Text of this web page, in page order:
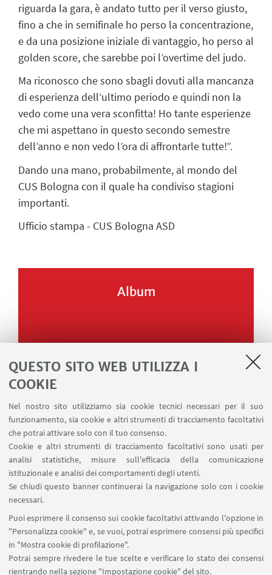
QUESTO SITO WEB UTILIZZA I
COOKIE
Nel nostro sito utilizziamo sia cookie tecnici necessari per il suo
funzionamento, sia cookie e altri strumenti di tracciamento facoltativi
che potrai attivare solo con il tuo consenso.
Cookie e altri strumenti di tracciamento facoltativi sono usati per
analisi statistiche, misure sull'efficacia della comunicazione
istituzionale e analisi dei comportamenti degli utenti.
Se chiudi questo banner continuerai la navigazione solo con i cookie
necessari.
Puoi esprimere il consenso sui cookie facoltativi attivando l'opzione in
"Personalizza cookie" e, se vuoi, potrai esprimere consensi più specifici
in "Mostra cookie di profilazione".
Potrai sempre rivedere le tue scelte e verificare lo stato dei consensi
rientrando nella sezione "Impostazione cookie" del sito.
riguarda la gara, è andato tutto per il verso giusto,
fino a che in semifinale ho perso la concentrazione,
e da una posizione iniziale di vantaggio, ho perso al
golden score, che sarebbe poi l’overtime del judo.
Ma riconosco che sono sbagli dovuti alla mancanza
di esperienza dell’ultimo periodo e quindi non la
vedo come una vera sconfitta! Ho tante esperienze
che mi aspettano in questo secondo semestre
dell’anno e non vedo l’ora di affrontarle tutte!”.
Dando una mano, probabilmente, al mondo del
CUS Bologna con il quale ha condiviso stagioni
importanti.
Ufficio stampa - CUS Bologna ASD
Album